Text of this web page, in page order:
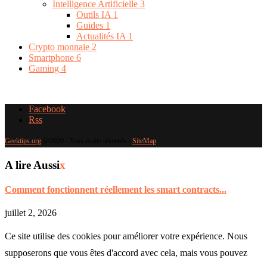
Intelligence Artificielle 3
Outils IA 1
Guides 1
Actualités IA 1
Crypto monnaie 2
Smartphone 6
Gaming 4
Facebook
Rss
Geektips.org SiteMap
A lire Aussix
Comment fonctionnent réellement les smart contracts...
juillet 2, 2026
Ce site utilise des cookies pour améliorer votre expérience. Nous
supposerons que vous êtes d'accord avec cela, mais vous pouvez